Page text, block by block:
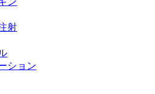
射
ション